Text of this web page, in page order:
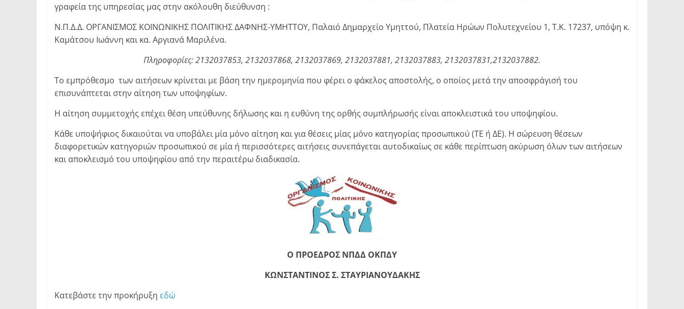
γραφεία της υπηρεσίας μας στην ακόλουθη διεύθυνση :
Ν.Π.Δ.Δ. ΟΡΓΑΝΙΣΜΟΣ ΚΟΙΝΩΝΙΚΗΣ ΠΟΛΙΤΙΚΗΣ ΔΑΦΝΗΣ-ΥΜΗΤΤΟΥ, Παλαιό Δημαρχείο Υμηττού, Πλατεία Ηρώων Πολυτεχνείου 1, Τ.Κ. 17237, υπόψη κ.
Καμάτσου Ιωάννη και κα. Αργιανά Μαριλένα.
Πληροφορίες: 2132037853, 2132037868, 2132037869, 2132037881, 2132037883, 2132037831,2132037882.
Το εμπρόθεσμο των αιτήσεων κρίνεται με βάση την ημερομηνία που φέρει ο φάκελος αποστολής, ο οποίος μετά την αποσφράγισή του
επισυνάπτεται στην αίτηση των υποψηφίων.
Η αίτηση συμμετοχής επέχει θέση υπεύθυνης δήλωσης και η ευθύνη της ορθής συμπλήρωσής είναι αποκλειστικά του υποψηφίου.
Κάθε υποψήφιος δικαιούται να υποβάλει μία μόνο αίτηση και για θέσεις μίας μόνο κατηγορίας προσωπικού (ΤΕ ή ΔΕ). Η σώρευση θέσεων
διαφορετικών κατηγοριών προσωπικού σε μία ή περισσότερες αιτήσεις συνεπάγεται αυτοδικαίως σε κάθε περίπτωση ακύρωση όλων των αιτήσεων
και αποκλεισμό του υποψηφίου από την περαιτέρω διαδικασία.
Ο ΠΡΟΕΔΡΟΣ ΝΠΔΔ ΟΚΠΔΥ
ΚΩΝΣΤΑΝΤΙΝΟΣ Σ. ΣΤΑΥΡΙΑΝΟΥΔΑΚΗΣ
Κατεβάστε την προκήρυξη εδώ